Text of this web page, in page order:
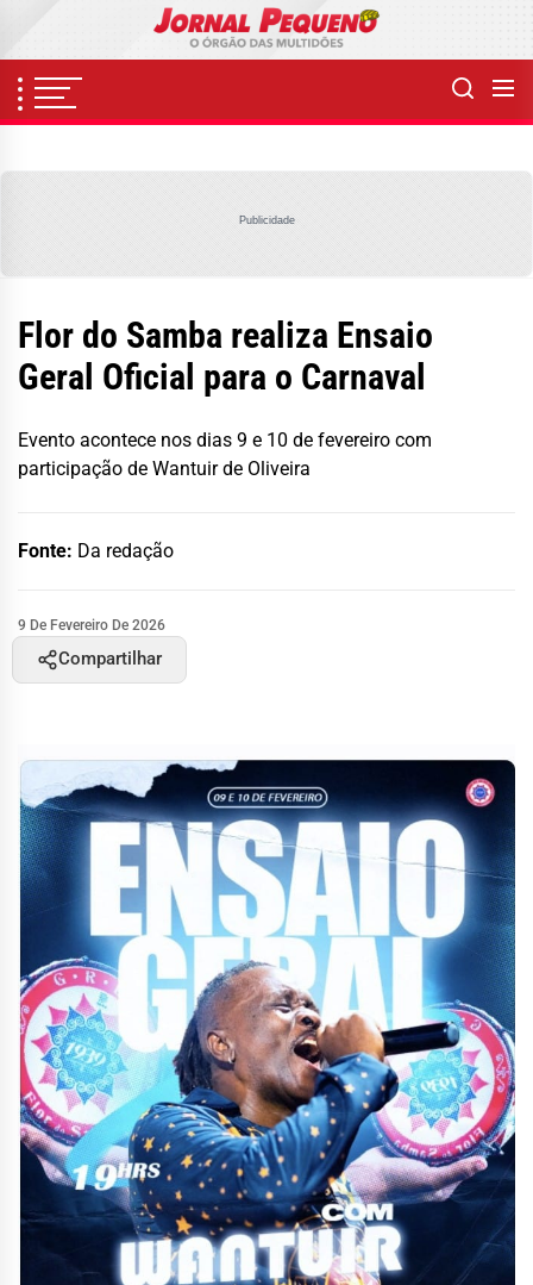
content
Publicidade
Flor do Samba realiza Ensaio
Geral Oficial para o Carnaval
Evento acontece nos dias 9 e 10 de fevereiro com
participação de Wantuir de Oliveira
Fonte: Da redação
9 De Fevereiro De 2026
Compartilhar